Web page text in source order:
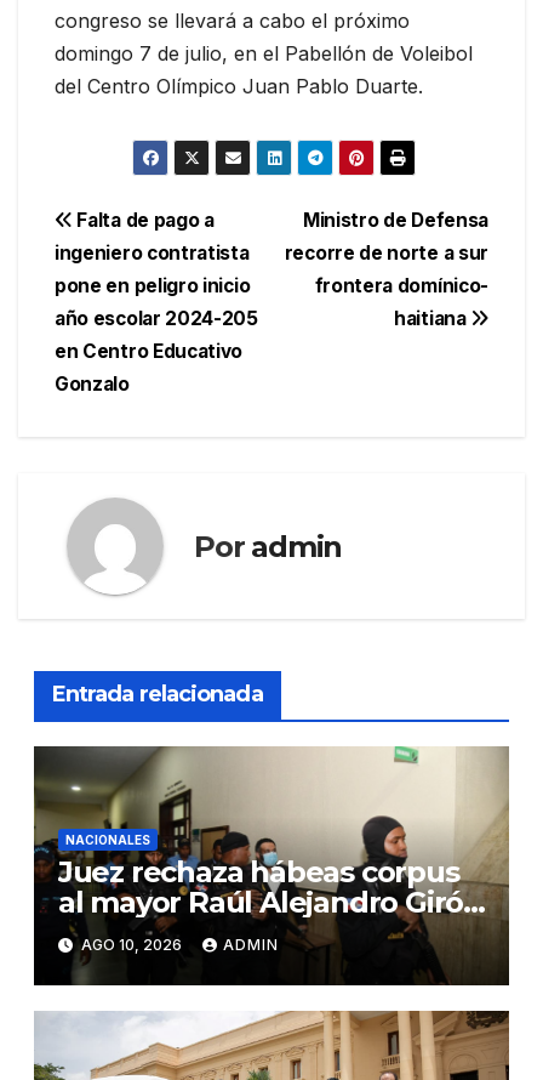
congreso se llevará a cabo el próximo
domingo 7 de julio, en el Pabellón de Voleibol
del Centro Olímpico Juan Pablo Duarte.
Navegación
de
entradas
Ministro de Defensa
recorre de norte a sur
frontera domínico-
haitiana
Falta de pago a
ingeniero contratista
pone en peligro inicio
año escolar 2024-205
en Centro Educativo
Gonzalo
Por admin
Entrada relacionada
NACIONALES
Juez rechaza hábeas corpus
al mayor Raúl Alejandro Girón
Jiménez en el caso Coral
AGO 10, 2026 ADMIN